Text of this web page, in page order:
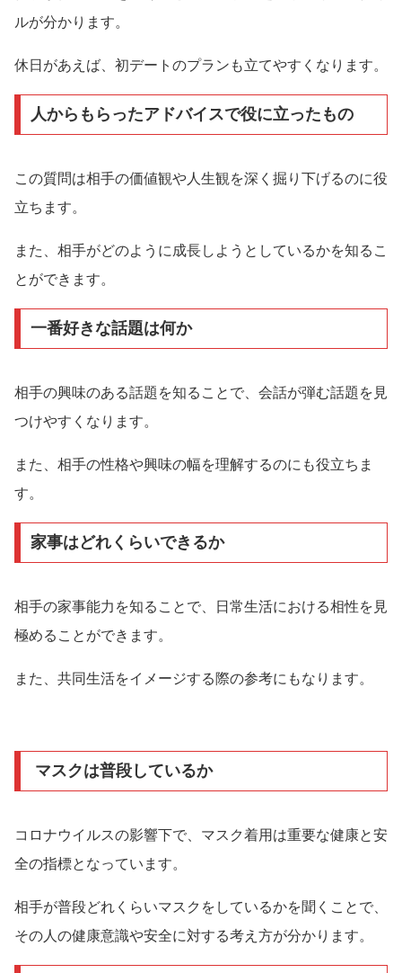
ルが分かります。
休日があえば、初デートのプランも立てやすくなります。
人からもらったアドバイスで役に立ったもの
この質問は相手の価値観や人生観を深く掘り下げるのに役
立ちます。
また、相手がどのように成長しようとしているかを知るこ
とができます。
一番好きな話題は何か
相手の興味のある話題を知ることで、会話が弾む話題を見
つけやすくなります。
また、相手の性格や興味の幅を理解するのにも役立ちま
す。
家事はどれくらいできるか
相手の家事能力を知ることで、日常生活における相性を見
極めることができます。
また、共同生活をイメージする際の参考にもなります。
マスクは普段しているか
コロナウイルスの影響下で、マスク着用は重要な健康と安
全の指標となっています。
相手が普段どれくらいマスクをしているかを聞くことで、
その人の健康意識や安全に対する考え方が分かります。